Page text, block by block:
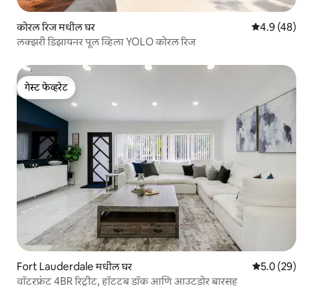
कोरल रिज मधील घर 5 पैकी 4.9
4.9 (48)
लक्झरी डिझायनर पूल व्हिला YOLO कोरल रिज
गेस्ट फेव्हरेट
गेस्ट फेव्हरेट
Fort Lauderdale मधील घर 5 पैकी 5.0
5.0 (29)
वॉटरफ्रंट 4BR रिट्रीट, हॉटटब डॉक आणि आउटडोर बारसह